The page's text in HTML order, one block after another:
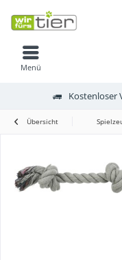
Menü
Kostenloser
Übersicht